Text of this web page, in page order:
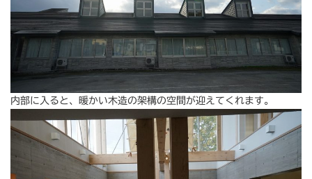
内部に入ると、暖かい木造の架構の空間が迎えてくれます。